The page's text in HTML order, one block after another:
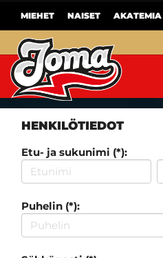
MIEHET NAISET AKATEMIA
HENKILÖTIEDOT
Etu- ja sukunimi (*):
Puhelin (*):